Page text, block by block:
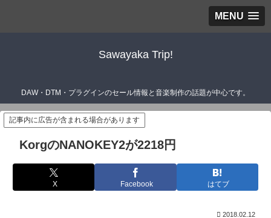
MENU
Sawayaka Trip!
DAW・DTM・プラグインのセール情報と音楽制作の話題が中心です。
記事内に広告が含まれる場合があります
KorgのNANOKEY2が2218円
X Facebook はてブ
2018.02.12